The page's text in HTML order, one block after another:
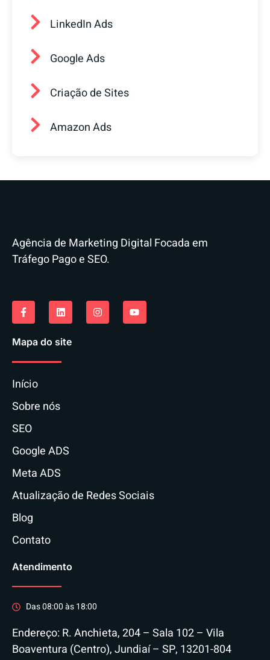
LinkedIn Ads
Google Ads
Criação de Sites
Amazon Ads
Agência de Marketing Digital Focada em
Tráfego Pago e SEO.
Mapa do site
Início
Sobre nós
SEO
Google ADS
Meta ADS
Atualização de Redes Sociais
Blog
Contato
Atendimento
Das 08:00 às 18:00
Endereço: R. Anchieta, 204 – Sala 102 – Vila
Boaventura (Centro), Jundiaí – SP, 13201-804